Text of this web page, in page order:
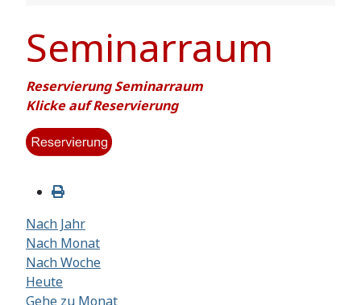
Seminarraum
Reservierung Seminarraum
Klicke auf Reservierung
Nach Jahr
Nach Monat
Nach Woche
Heute
Gehe zu Monat